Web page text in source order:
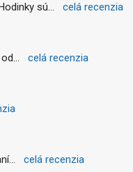
sú... celá recenzia
... celá recenzia
... celá recenzia